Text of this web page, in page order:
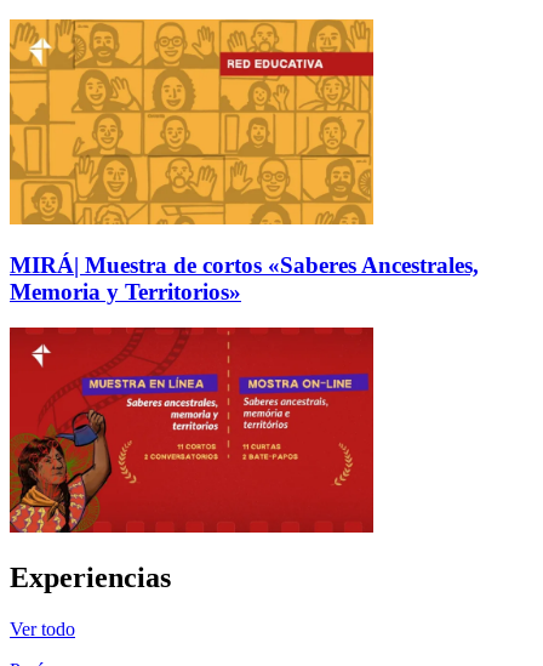
MIRÁ| Muestra de cortos «Saberes Ancestrales,
Memoria y Territorios»
Experiencias
Ver todo